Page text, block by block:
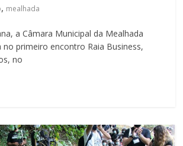
, mealhada
a Câmara Municipal da Mealhada
no primeiro encontro Raia Business,
no